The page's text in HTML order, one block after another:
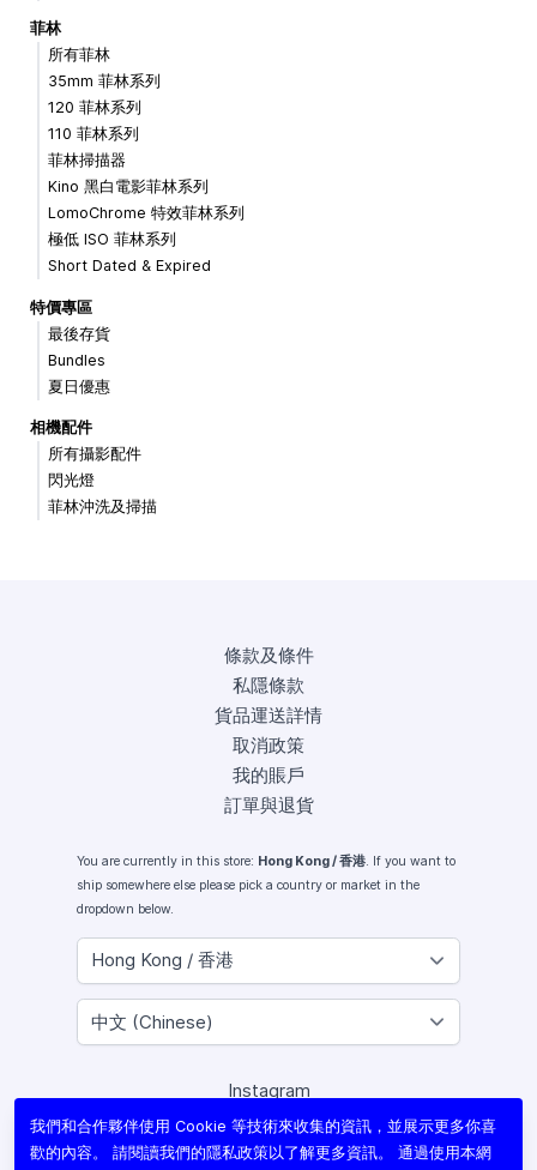
菲林
所有菲林
35mm 菲林系列
120 菲林系列
110 菲林系列
菲林掃描器
Kino 黑白電影菲林系列
LomoChrome 特效菲林系列
極低 ISO 菲林系列
Short Dated & Expired
特價專區
最後存貨
Bundles
夏日優惠
相機配件
所有攝影配件
閃光燈
菲林沖洗及掃描
條款及條件
私隱條款
貨品運送詳情
取消政策
我的賬戶
訂單與退貨
You are currently in this store: Hong Kong / 香港. If you want to
ship somewhere else please pick a country or market in the
dropdown below.
Instagram
Facebook
X (Twitter)
我們和合作夥伴使用 Cookie 等技術來收集的資訊，並展示更多你喜
歡的內容。 請閱讀我們的隱私政策以了解更多資訊。 通過使用本網